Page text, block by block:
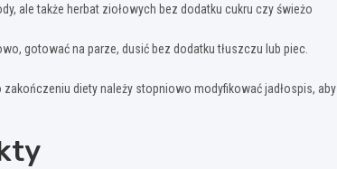
ale także herbat ziołowych bez dodatku cukru czy świeżo
gotować na parze, dusić bez dodatku tłuszczu lub piec.
diety należy stopniowo modyfikować jadłospis, aby